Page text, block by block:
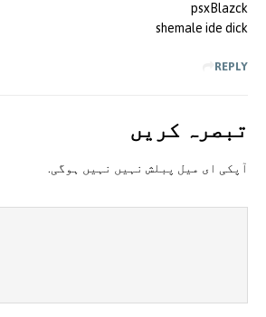
psxBlazck
shemale ide dick
REPLY
تبصرہ کريں
آپکی ای ميل پبلش نہيں نہيں ہوگی.